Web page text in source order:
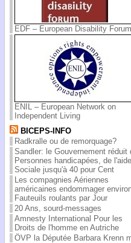
EDF – European Disability Forum
ENIL – European Network on
Independent Living
BICEPS-INFO
Radkralle ou de remorquage?
Sandler: le Gouvernement réduit
Personnes handicapées, de l'aide
Sociale jusqu'à 40 pour Cent
Les compagnies Aériennes
américaines endommager
Fauteuils roulants par Jour
20 Ans, sourd-messages
Amnesty International Pour les
Droits de l'homme en Autriche
ÖVP la Députée Barbara Krenn